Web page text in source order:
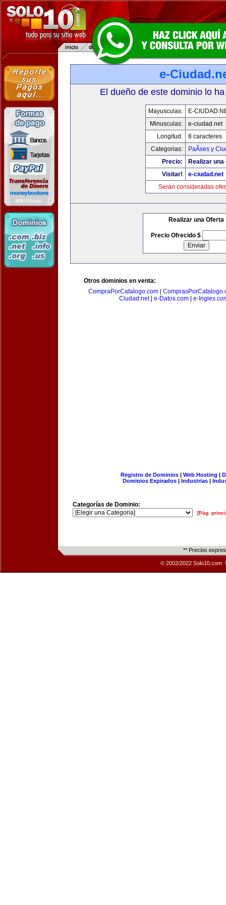
e-
El dueño de este dominio lo
Mayusculas:
E-
Minusculas:
e-ciudad.net
Longitud:
8 caracteres
Categorias:
PaÃ­ses y
Precio:
Realizar
Visitar!
e-ciudad.net
Serán consideradas
Realizar una Oferta
Precio Ofrecido $
Otros dominios en venta:
CompraPorCatalogo.com|
Ciudad.net| e-Datos.com e-
Registro de Dominios| Web Hosting |
Dominios Expirados | Industrias |
Categorías de Dominio:
[Pág.
** Precios
© 2002/2022 Solo10.com